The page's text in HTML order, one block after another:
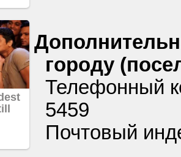
городу
Телефонный
5459
Почтовый